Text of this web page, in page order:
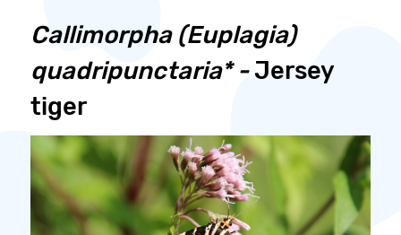
Callimorpha (Euplagia)
quadripunctaria* -Jersey
tiger